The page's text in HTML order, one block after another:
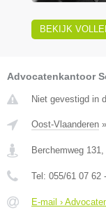
BEKIJK
Advocatenkantoor
Niet gevestigd in
Oost-Vlaanderen »
Berchemweg 131
Tel: 055/61 07 62
E-mail ›